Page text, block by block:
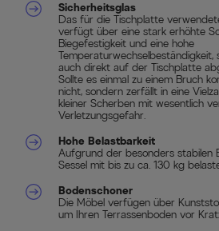
Sicherheitsglas
Das für die Tischplatte
verfügt über eine stark erhöhte
Biegefestigkeit und eine hohe
Temperaturwechselbeständigkeit,
auch direkt auf der Tischplatte
Sollte es einmal zu einem Bruch
nicht, sondern zerfällt in eine
kleiner Scherben mit wesentlich
Verletzungsgefahr.
Hohe Belastbarkeit
Aufgrund der besonders stabilen
Sessel mit bis zu ca. 130 kg
Bodenschoner
Die Möbel verfügen über
um Ihren Terrassenboden vor